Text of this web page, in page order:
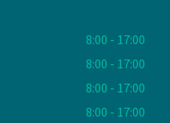
8:00 - 17:00
8:00 - 17:00
8:00 - 17:00
8:00 - 17:00